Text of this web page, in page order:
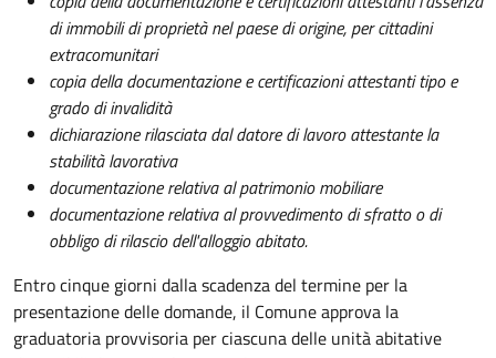
di immobili di proprietà nel paese di origine, per cittadini
extracomunitari
copia della documentazione e certificazioni attestanti tipo e
grado di invalidità
dichiarazione rilasciata dal datore di lavoro attestante la
stabilità lavorativa
documentazione relativa al patrimonio mobiliare
documentazione relativa al provvedimento di sfratto o di
obbligo di rilascio dell'alloggio abitato.
Entro cinque giorni dalla scadenza del termine per la
presentazione delle domande, il Comune approva la
graduatoria provvisoria per ciascuna delle unità abitative